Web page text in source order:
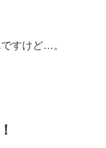
すけど…。